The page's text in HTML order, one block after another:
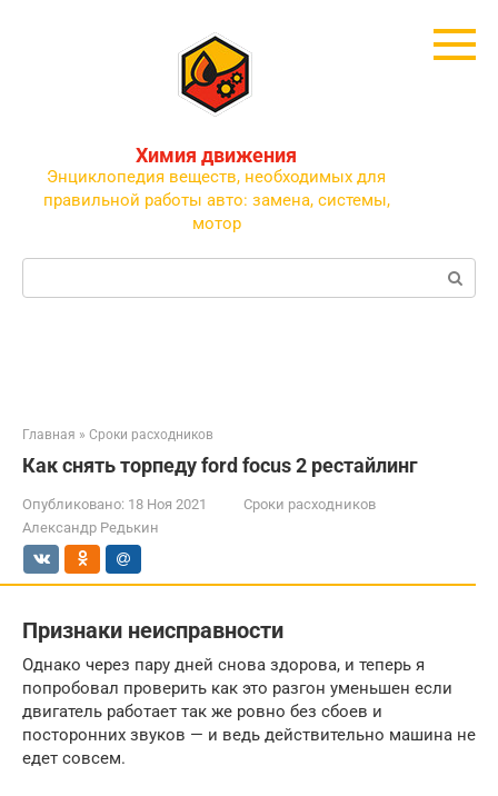
Химия движения
Энциклопедия веществ, необходимых для
правильной работы авто: замена, системы,
мотор
Поиск:
Главная » Сроки расходников
Как снять торпеду ford focus 2 рестайлинг
Опубликовано: 18 Ноя 2021
Сроки расходников
Александр Редькин
Признаки неисправности
Однако через пару дней снова здорова, и теперь я
попробовал проверить как это разгон уменьшен если
двигатель работает так же ровно без сбоев и
посторонних звуков — и ведь действительно машина не
едет совсем.